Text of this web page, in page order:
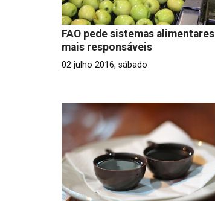
FAO pede sistemas alimentares
mais responsáveis
02 julho 2016, sábado